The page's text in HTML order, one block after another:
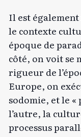
Il est
le contexte
époque de
côté, on voit se
rigueur de
Europe, on
sodomie, et le
l’autre, la
processus